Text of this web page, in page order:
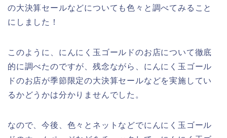
の大決算セールなどについても色々と調べてみること
にしました！
このように、にんにく玉ゴールドのお店について徹底
的に調べたのですが、残念ながら、にんにく玉ゴール
ドのお店が季節限定の大決算セールなどを実施してい
るかどうかは分かりませんでした。
なので、今後、色々とネットなどでにんにく玉ゴール